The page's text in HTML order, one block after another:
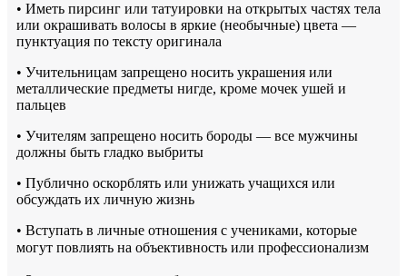
• Иметь пирсинг или татуировки на открытых частях тела
или окрашивать волосы в яркие (необычные) цвета —
пунктуация по тексту оригинала
• Учительницам запрещено носить украшения или
металлические предметы нигде, кроме мочек ушей и
пальцев
• Учителям запрещено носить бороды — все мужчины
должны быть гладко выбриты
• Публично оскорблять или унижать учащихся или
обсуждать их личную жизнь
• Вступать в личные отношения с учениками, которые
могут повлиять на объективность или профессионализм ㅤㅤ